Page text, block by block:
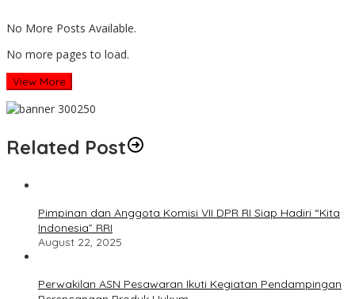
No More Posts Available.
No more pages to load.
View More
Related Post
Pimpinan dan Anggota Komisi VII DPR RI Siap Hadiri “Kita
Indonesia” RRI
August 22, 2025
Perwakilan ASN Pesawaran Ikuti Kegiatan Pendampingan